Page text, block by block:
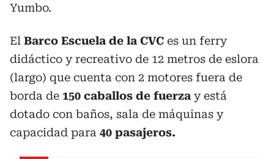
Yumbo.
El Barco Escuela de la CVC es un ferry
didáctico y recreativo de 12 metros de eslora
(largo) que cuenta con 2 motores fuera de
borda de 150 caballos de fuerza y está
dotado con baños, sala de máquinas y
capacidad para 40 pasajeros.